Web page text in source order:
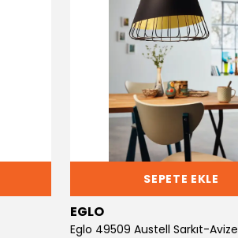
SEPETE EKLE
EGLO
Eglo 49509 Austell Sarkıt-Avize